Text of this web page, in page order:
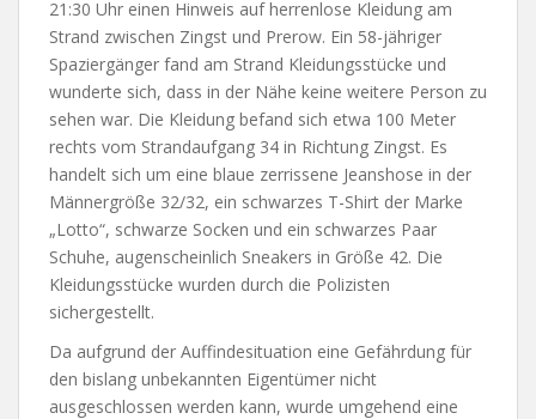
21:30 Uhr einen Hinweis auf herrenlose Kleidung am
Strand zwischen Zingst und Prerow. Ein 58-jähriger
Spaziergänger fand am Strand Kleidungsstücke und
wunderte sich, dass in der Nähe keine weitere Person zu
sehen war. Die Kleidung befand sich etwa 100 Meter
rechts vom Strandaufgang 34 in Richtung Zingst. Es
handelt sich um eine blaue zerrissene Jeanshose in der
Männergröße 32/32, ein schwarzes T-Shirt der Marke
„Lotto“, schwarze Socken und ein schwarzes Paar
Schuhe, augenscheinlich Sneakers in Größe 42. Die
Kleidungsstücke wurden durch die Polizisten
sichergestellt.
Da aufgrund der Auffindesituation eine Gefährdung für
den bislang unbekannten Eigentümer nicht
ausgeschlossen werden kann, wurde umgehend eine